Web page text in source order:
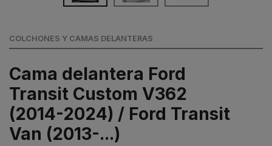
COLCHONES Y CAMAS DELANTERAS
Cama delantera Ford
Transit Custom V362
(2014-2024) / Ford Transit
Van (2013-...)